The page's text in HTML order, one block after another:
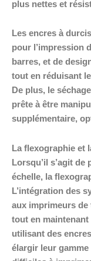
plus nettes et
Les encres à
pour l’impression
barres, et de
tout en réduisant
De plus, le
prête à être
supplémentaire,
La flexographie et
Lorsqu’il s’agit
échelle, la
L’intégration des
aux imprimeurs
tout en
utilisant des
élargir leur